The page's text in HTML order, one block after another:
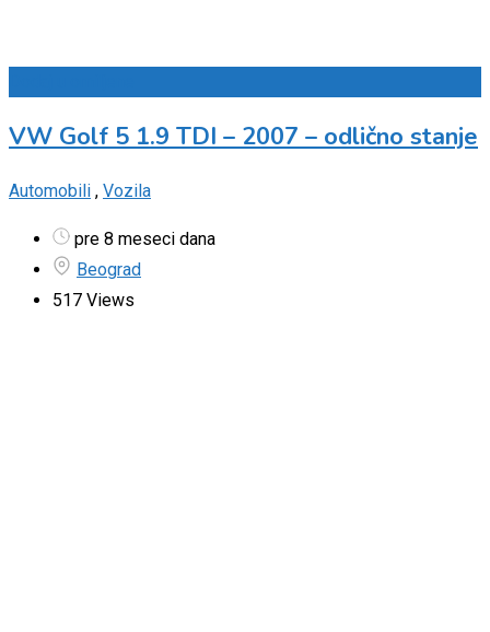
VW Golf 5 1.9 TDI – 2007 – odlično stanje
Automobili , Vozila
pre 8 meseci dana
Beograd
517 Views